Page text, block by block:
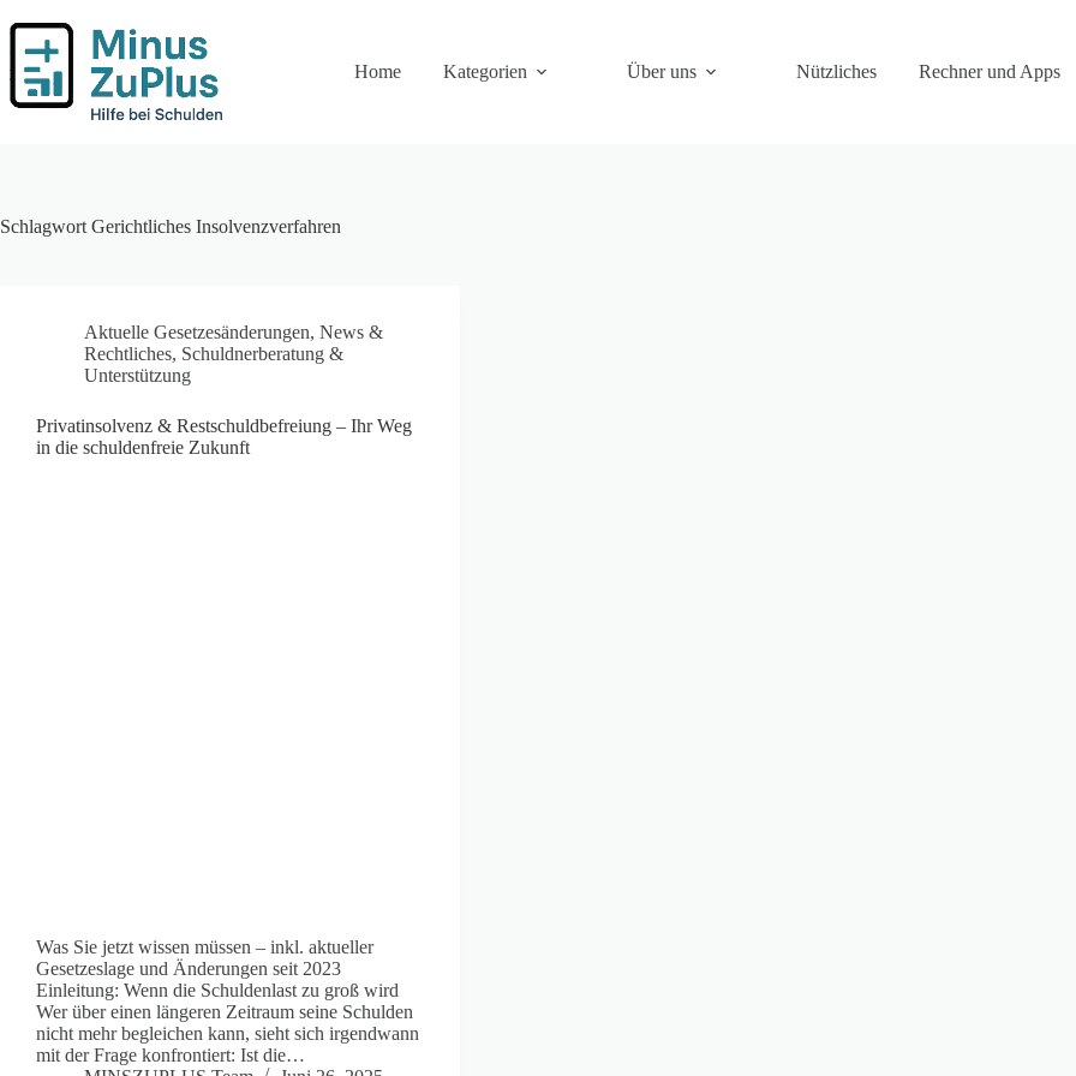
Inhalt
springen
Home
Kategorien Über uns Nützliches Rechner und Apps
Schlagwort Gerichtliches Insolvenzverfahren
Aktuelle Gesetzesänderungen, News &
Rechtliches, Schuldnerberatung &
Unterstützung
Privatinsolvenz & Restschuldbefreiung – Ihr Weg
in die schuldenfreie Zukunft
Was Sie jetzt wissen müssen – inkl. aktueller
Gesetzeslage und Änderungen seit 2023
Einleitung: Wenn die Schuldenlast zu groß wird
Wer über einen längeren Zeitraum seine Schulden
nicht mehr begleichen kann, sieht sich irgendwann
mit der Frage konfrontiert: Ist die…